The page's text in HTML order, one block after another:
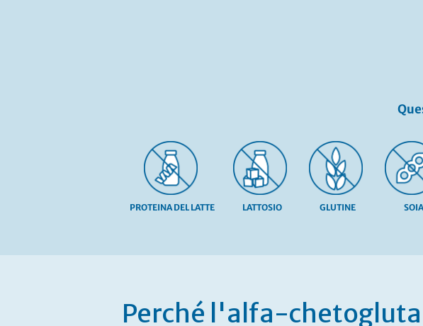
PROTEINA DEL LATTE LATTOSIO GLUTINE SOIA
Perché l'alfa-